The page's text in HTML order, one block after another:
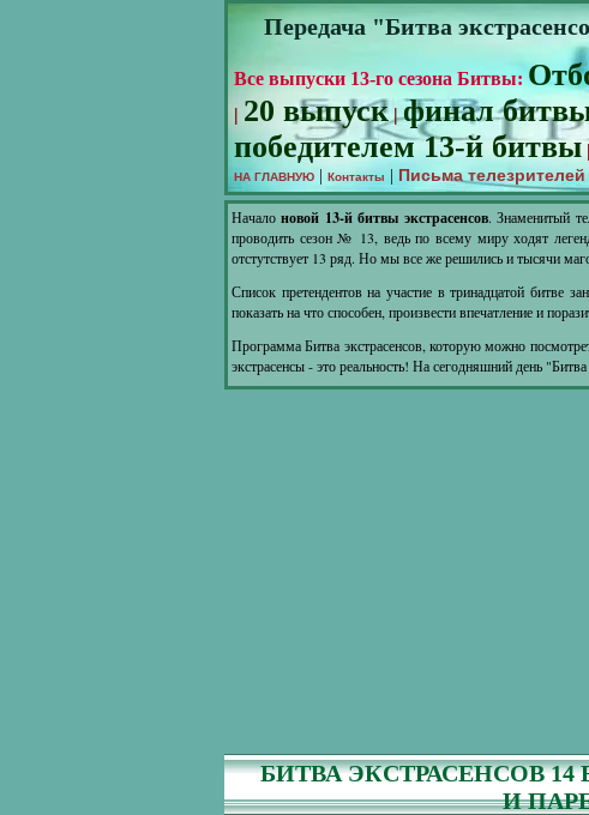
Передача "Битва
Все выпуски 13-го сезона Битвы:
| 20 выпуск |финал
победителем 13-й битвы
НА ГЛАВНУЮ Контакты Письма
Началоновой 13-й битвы экстрасенсов. Знаменитый
проводить сезон № 13, ведь по всему миру ходят
отстутствует 13 ряд. Но мы все же решились и тысячи
Список претендентов на участие в тринадцатой
показать на что способен, произвести впечатление и
Программа Битва экстрасенсов, которую можно
экстрасенсы - это реальность! На сегодняшний день
БИТВА ЭКСТРАСЕНСОВ
И